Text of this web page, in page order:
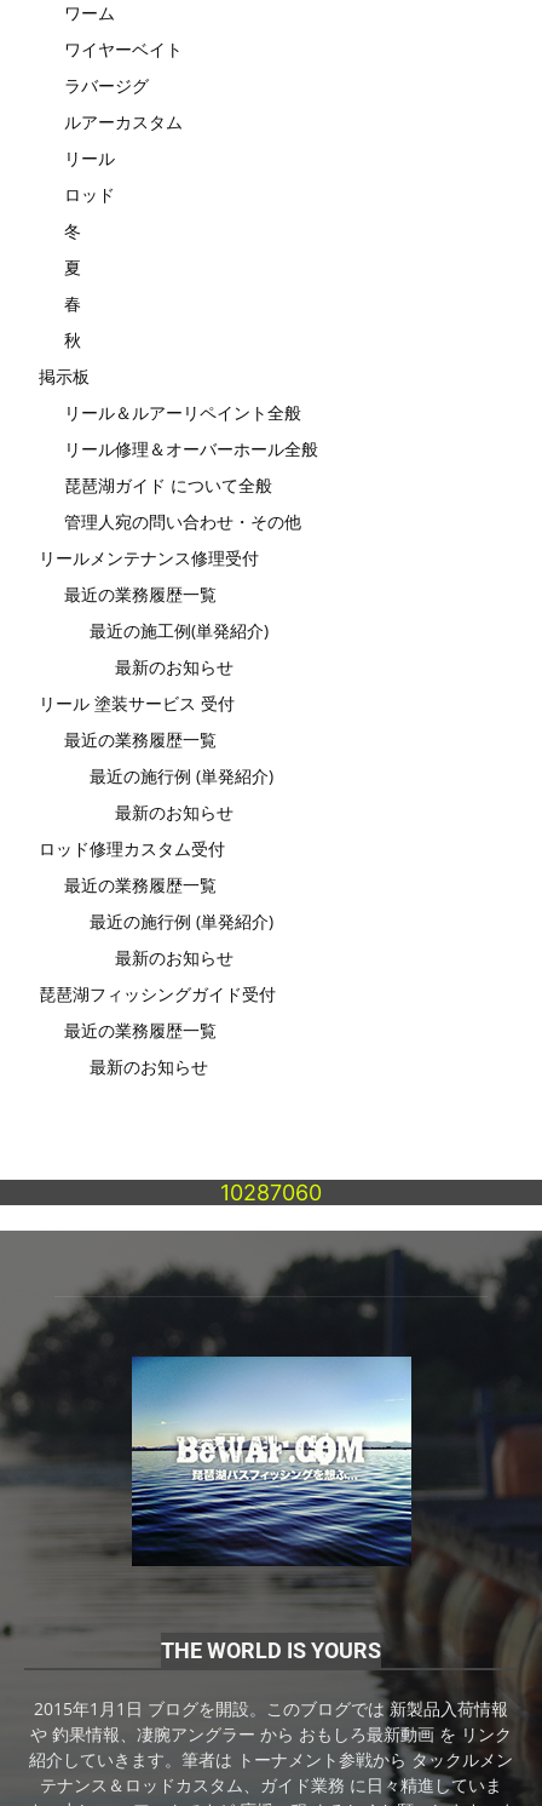
ワーム
ワイヤーベイト
ラバージグ
ルアーカスタム
リール
ロッド
冬
夏
春
秋
掲示板
リール＆ルアーリペイント全般
リール修理＆オーバーホール全般
琵琶湖ガイド について全般
管理人宛の問い合わせ・その他
リールメンテナンス修理受付
最近の業務履歴一覧
最近の施工例(単発紹介)
最新のお知らせ
リール 塗装サービス 受付
最近の業務履歴一覧
最近の施行例 (単発紹介)
最新のお知らせ
ロッド修理カスタム受付
最近の業務履歴一覧
最近の施行例 (単発紹介)
最新のお知らせ
琵琶湖フィッシングガイド受付
最近の業務履歴一覧
最新のお知らせ
10287060
THE WORLD IS YOURS
2015年1月1日 ブログを開設。このブログでは 新製品入荷情報
や 釣果情報、凄腕アングラー から おもしろ最新動画 を リンク
紹介していきます。筆者は トーナメント参戦から タックルメン
テナンス＆ロッドカスタム、ガイド業務 に日々精進していま